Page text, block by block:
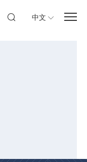
中文